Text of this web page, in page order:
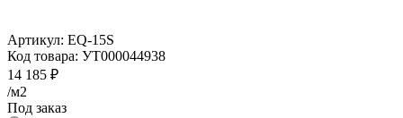
Артикул: EQ-15S
Код товара: УТ000044938
14 185 ₽
/м2
Под заказ